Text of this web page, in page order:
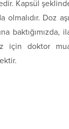
Kapsül şeklinde
Doz
için doktor